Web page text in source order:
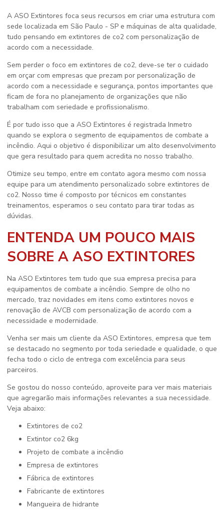
A ASO Extintores foca seus recursos em criar uma estrutura com
sede localizada em São Paulo - SP e máquinas de alta qualidade,
tudo pensando em extintores de co2 com personalização de
acordo com a necessidade.
Sem perder o foco em extintores de co2, deve-se ter o cuidado
em orçar com empresas que prezam por personalização de
acordo com a necessidade e segurança, pontos importantes que
ficam de fora no planejamento de organizações que não
trabalham com seriedade e profissionalismo.
É por tudo isso que a ASO Extintores é registrada Inmetro
quando se explora o segmento de equipamentos de combate a
incêndio. Aqui o objetivo é disponibilizar um alto desenvolvimento
que gera resultado para quem acredita no nosso trabalho.
Otimize seu tempo, entre em contato agora mesmo com nossa
equipe para um atendimento personalizado sobre extintores de
co2. Nosso time é composto por técnicos em constantes
treinamentos, esperamos o seu contato para tirar todas as
dúvidas.
ENTENDA UM POUCO MAIS
SOBRE A ASO EXTINTORES
Na ASO Extintores tem tudo que sua empresa precisa para
equipamentos de combate a incêndio. Sempre de olho no
mercado, traz novidades em itens como extintores novos e
renovação de AVCB com personalização de acordo com a
necessidade e modernidade.
Venha ser mais um cliente da ASO Extintores, empresa que tem
se destacado no segmento por toda seriedade e qualidade, o que
fecha todo o ciclo de entrega com excelência para seus
parceiros.
Se gostou do nosso conteúdo, aproveite para ver mais materiais
que agregarão mais informações relevantes a sua necessidade.
Veja abaixo:
extintores de co2
extintor co2 6kg
projeto de combate a incêndio
empresa de extintores
fábrica de extintores
fabricante de extintores
mangueira de hidrante